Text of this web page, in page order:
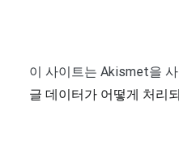
이 사이트는 Akismet을
글 데이터가 어떻게 처리